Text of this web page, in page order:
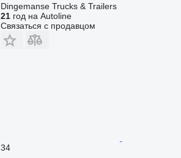
Dingemanse Trucks & Trailers
21год на Autoline
Связаться с продавцом
34